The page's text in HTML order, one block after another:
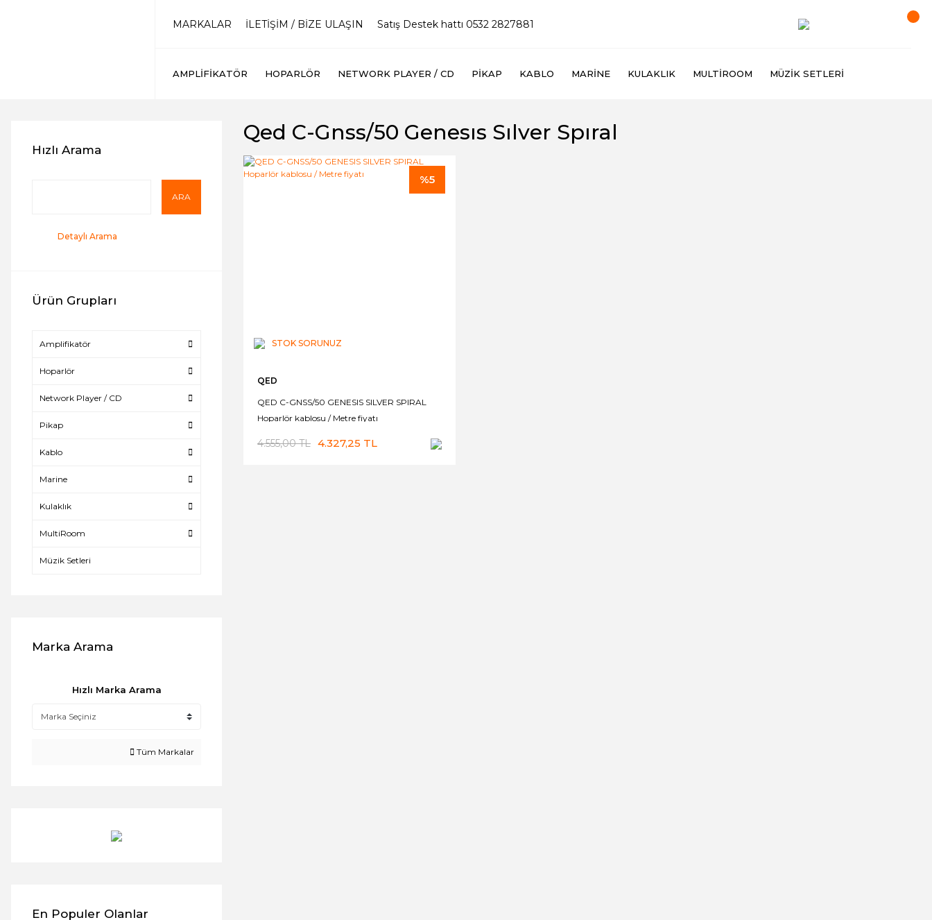
MARKALAR İLETİŞİM / BİZE ULAŞIN Satış Destek hattı 0532 2827881
AMPLIFIKATÖR HOPARLÖR NETWORK PLAYER / CD PIKAP KABLO MARINE KULAKLIK MULTIROOM MÜZIK SETLERI
Hızlı Arama
ARA
Detaylı Arama
Ürün Grupları
Amplifikatör
Hoparlör
Network Player / CD
Pikap
Kablo
Marine
Kulaklık
MultiRoom
Müzik Setleri
Marka Arama
Hızlı Marka Arama
Tüm Markalar
En Populer Olanlar
Qed C-Gnss/50 Genesıs Sılver Spıral
%5
STOK SORUNUZ
QED
QED C-GNSS/50 GENESIS SILVER SPIRAL
Hoparlör kablosu / Metre fiyatı
4.555,00 TL 4.327,25 TL